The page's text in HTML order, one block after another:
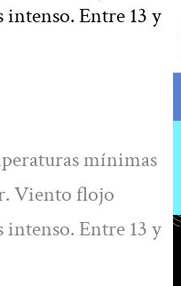
Entre 13 y
mínimas
Viento flojo
Entre 13 y